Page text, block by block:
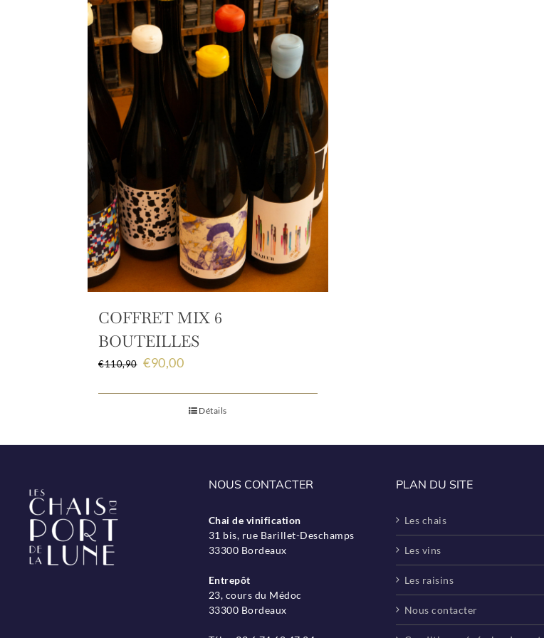
COFFRET MIX 6
BOUTEILLES
€110,90 Le
€90,00Le
est : Détails
NOUS CONTACTER
Chai de vinification
31 bis, rue Barillet-Deschamps
33300 Bordeaux
Entrepôt
23, cours du Médoc
33300 Bordeaux
PLAN DU SITE
Les chais
Les vins
Les raisins
Nous contacter